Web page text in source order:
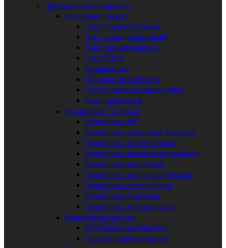
Черный металлопрокат
Листовой прокат
Лист горячекатаный
Лист холоднокатаный
Лист оцинкованный
Лист ПВЛ
Профнастил
Износостойкий лист
Листы низколегированные
Лист рифленый
Проволока стальная
Проволока ВР
Проволока холодной высадки
Проволока качественная
Проволока низколегированная
Проволока вязальная
Проволока полиграфическая
Проволока телеграфная
Проволока торговая
Проволока углеродистая
Решетчатый настил
Прессованный настил
Настил горячекатаный